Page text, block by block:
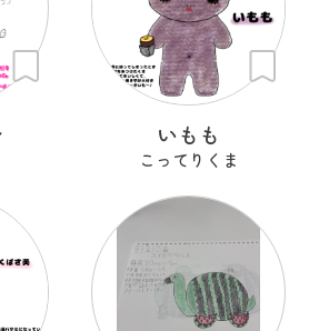
いもも
こってりくま